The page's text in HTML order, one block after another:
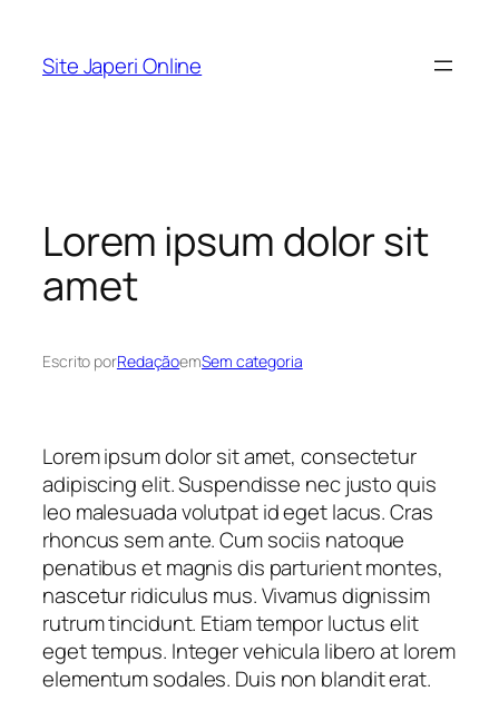
Site Japeri Online
Lorem ipsum dolor sit
amet
Escrito porRedaçãoemSem categoria
Lorem ipsum dolor sit amet, consectetur
adipiscing elit. Suspendisse nec justo quis
leo malesuada volutpat id eget lacus. Cras
rhoncus sem ante. Cum sociis natoque
penatibus et magnis dis parturient montes,
nascetur ridiculus mus. Vivamus dignissim
rutrum tincidunt. Etiam tempor luctus elit
eget tempus. Integer vehicula libero at lorem
elementum sodales. Duis non blandit erat.